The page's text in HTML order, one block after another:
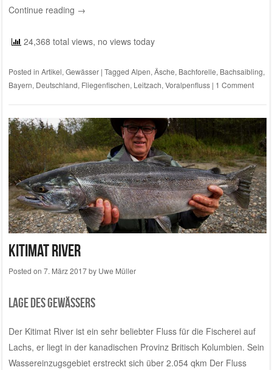
Continue reading →
24,368 total views, no views today
Posted in Artikel, Gewässer | Tagged Alpen, Äsche, Bachforelle, Bachsaibling,
Bayern, Deutschland, Fliegenfischen, Leitzach, Voralpenfluss | 1 Comment
Kitimat River
Posted on 7. März 2017by Uwe Müller
Lage des Gewässers
Der Kitimat River ist ein sehr beliebter Fluss für die Fischerei auf
Lachs, er liegt in der kanadischen Provinz Britisch Kolumbien. Sein
Wassereinzugsgebiet erstreckt sich über 2.054 qkm Der Fluss